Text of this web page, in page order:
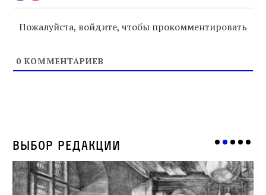
Пожалуйста, войдите, чтобы прокомментировать
0 КОММЕНТАРИЕВ
Выбор редакции